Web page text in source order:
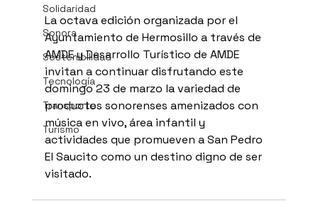
Solidaridad
Sonora
Sostenibilidad
Tecnología
Transporte
Turismo
La octava edición organizada por el
Ayuntamiento de Hermosillo a través de
AMDE y Desarrollo Turístico de AMDE
invitan a continuar disfrutando este
domingo 23 de marzo la variedad de
productos sonorenses amenizados con
música en vivo, área infantil y
actividades que promueven a San Pedro
El Saucito como un destino digno de ser
visitado.